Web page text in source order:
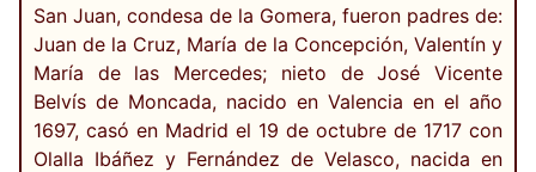
San Juan, condesa de la Gomera, fueron padres de:
Juan de la Cruz, María de la Concepción, Valentín y
María de las Mercedes; nieto de José Vicente
Belvís de Moncada, nacido en Valencia en el año
1697, casó en Madrid el 19 de octubre de 1717 con
Olalla Ibáñez y Fernández de Velasco, nacida en